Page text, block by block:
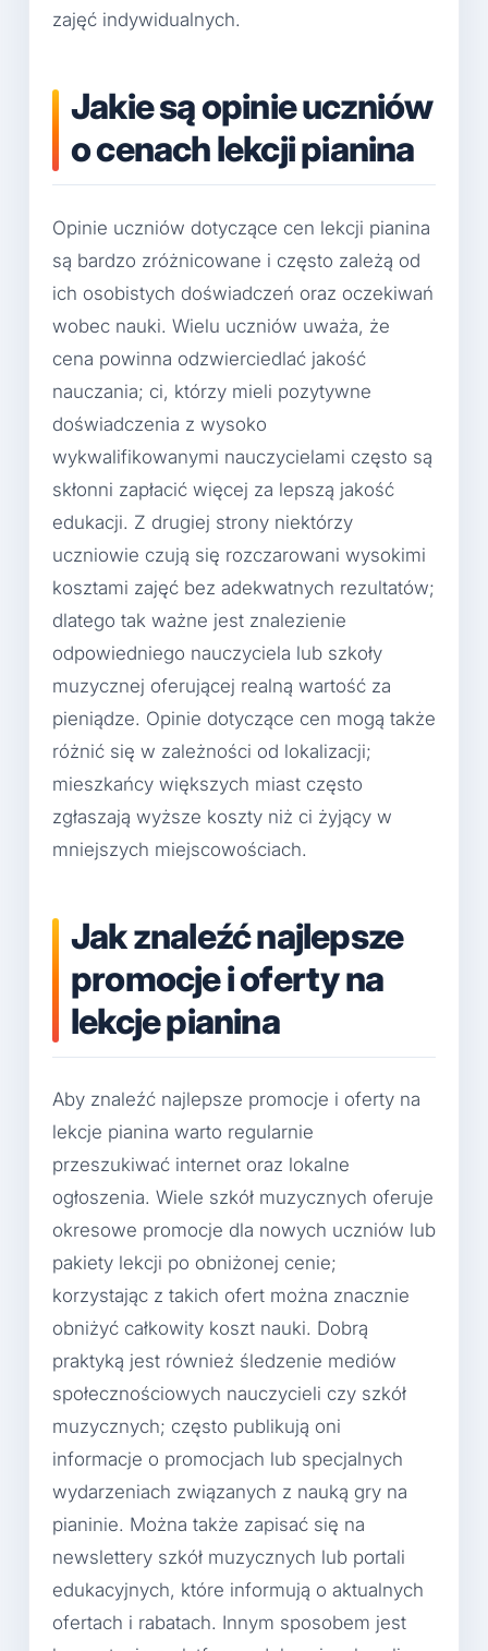
zajęć indywidualnych.
Jakie są opinie uczniów
o cenach lekcji pianina
Opinie uczniów dotyczące cen lekcji pianina
są bardzo zróżnicowane i często zależą od
ich osobistych doświadczeń oraz oczekiwań
wobec nauki. Wielu uczniów uważa, że
cena powinna odzwierciedlać jakość
nauczania; ci, którzy mieli pozytywne
doświadczenia z wysoko
wykwalifikowanymi nauczycielami często są
skłonni zapłacić więcej za lepszą jakość
edukacji. Z drugiej strony niektórzy
uczniowie czują się rozczarowani wysokimi
kosztami zajęć bez adekwatnych rezultatów;
dlatego tak ważne jest znalezienie
odpowiedniego nauczyciela lub szkoły
muzycznej oferującej realną wartość za
pieniądze. Opinie dotyczące cen mogą także
różnić się w zależności od lokalizacji;
mieszkańcy większych miast często
zgłaszają wyższe koszty niż ci żyjący w
mniejszych miejscowościach.
Jak znaleźć najlepsze
promocje i oferty na
lekcje pianina
Aby znaleźć najlepsze promocje i oferty na
lekcje pianina warto regularnie
przeszukiwać internet oraz lokalne
ogłoszenia. Wiele szkół muzycznych oferuje
okresowe promocje dla nowych uczniów lub
pakiety lekcji po obniżonej cenie;
korzystając z takich ofert można znacznie
obniżyć całkowity koszt nauki. Dobrą
praktyką jest również śledzenie mediów
społecznościowych nauczycieli czy szkół
muzycznych; często publikują oni
informacje o promocjach lub specjalnych
wydarzeniach związanych z nauką gry na
pianinie. Można także zapisać się na
newslettery szkół muzycznych lub portali
edukacyjnych, które informują o aktualnych
ofertach i rabatach. Innym sposobem jest